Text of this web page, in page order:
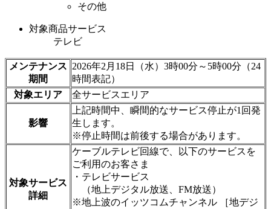
その他
対象商品サービス
テレビ
メンテナンス
期間
2026年2月18日（水）3時00分～5時00分（24
時間表記）
対象エリア
全サービスエリア
影響
上記時間中、瞬間的なサービス停止が1回発
生します。
※停止時間は前後する場合があります。
対象サービス
詳細
ケーブルテレビ回線で、以下のサービスを
ご利用のお客さま
・テレビサービス
（地上デジタル放送、FM放送）
※地上波のイッツコムチャンネル ［地デジ